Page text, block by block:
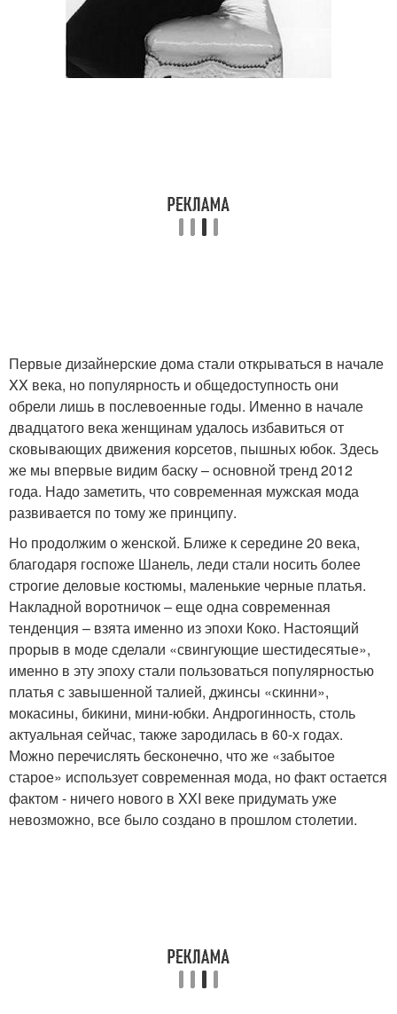
Первые дизайнерские дома стали открываться в начале
XX века, но популярность и общедоступность они
обрели лишь в послевоенные годы. Именно в начале
двадцатого века женщинам удалось избавиться от
сковывающих движения корсетов, пышных юбок. Здесь
же мы впервые видим баску – основной тренд 2012
года. Надо заметить, что современная мужская мода
развивается по тому же принципу.
Но продолжим о женской. Ближе к середине 20 века,
благодаря госпоже Шанель, леди стали носить более
строгие деловые костюмы, маленькие черные платья.
Накладной воротничок – еще одна современная
тенденция – взята именно из эпохи Коко. Настоящий
прорыв в моде сделали «свингующие шестидесятые»,
именно в эту эпоху стали пользоваться популярностью
платья с завышенной талией, джинсы «скинни»,
мокасины, бикини, мини-юбки. Андрогинность, столь
актуальная сейчас, также зародилась в 60-х годах.
Можно перечислять бесконечно, что же «забытое
старое» использует современная мода, но факт остается
фактом - ничего нового в XXI веке придумать уже
невозможно, все было создано в прошлом столетии.